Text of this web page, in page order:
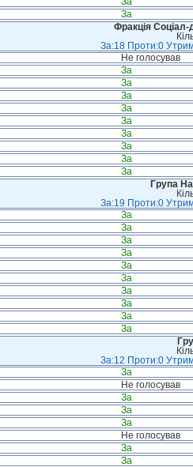
За
Фракція Соціал-
За:18 Проти:0
Не голосував
За
За
За
За
За
За
За
За
За
Група
За:19 Проти:0
За
За
За
За
За
За
За
За
За
За
За:12 Проти:0
За
Не голосував
За
За
За
Не голосував
За
За